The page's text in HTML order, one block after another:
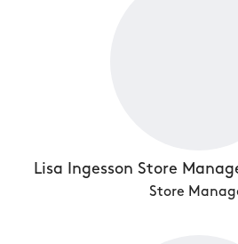
Lisa Ingesson Store
Store